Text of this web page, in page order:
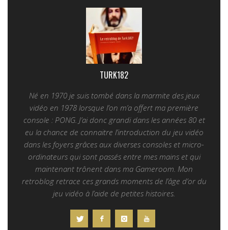
TURK182
Né en 1970 je suis tombé dans la marmite des jeux
vidéo en 1978 lorsque l’on m’a offert ma première
console : PONG. J’ai donc grandi dans les années 80 et
eu la chance de connaitre l’introduction du jeu vidéo
dans les foyers grâces aux diverses consoles et micro-
ordinateurs qui sont passés entre mes mains et qui
maintenant trônent dans ma Gameroom. Mon
retroblog retrace ces grands moments de l’âge d’or du
jeu vidéo à l’aide de petites histoires.